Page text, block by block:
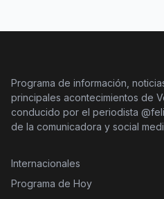
Programa de información,
principales acontecimientos de
conducido por el periodista
de la comunicadora y social
Internacionales
Programa de Hoy